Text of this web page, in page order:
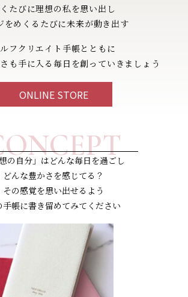
たびに理想の私を思い出し
をめくるたびに未来が動き出す
フクリエイト手帳とともに
も手に入る毎日を創っていきましょう
ONLINE STORE
想の自分」はどんな毎日を過ごし
どんな豊かさを感じてる？
その感覚を思い出せるよう
手帳に書き留めてみてください